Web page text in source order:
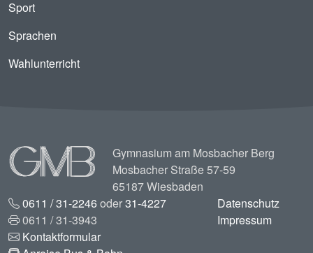
Sport
Sprachen
Wahlunterricht
Image
Gymnasium am Mosbacher Berg
Mosbacher Straße 57-59
65187 Wiesbaden
0611 / 31-2246oder31-4227
0611 / 31-3943
Kontaktformular
Datenschutz
Impressum